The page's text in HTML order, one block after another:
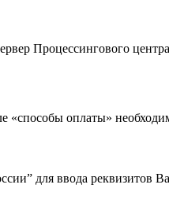
Процессингового
оплаты»
для ввода